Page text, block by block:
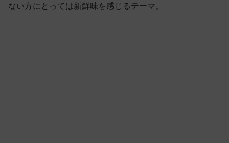
ない方にとっては新鮮味を感じるテーマ。